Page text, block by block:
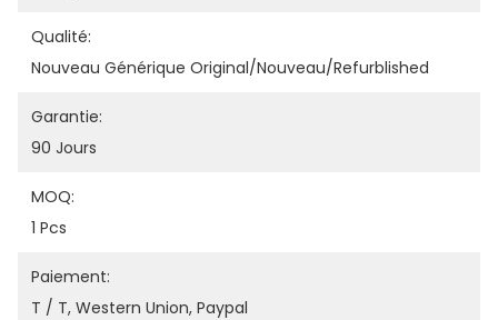
Qualité:
Nouveau Générique Original/nouveau/refurblished
Garantie:
90 Jours
MOQ:
1 Pcs
Paiement:
T / T, Western Union, Paypal